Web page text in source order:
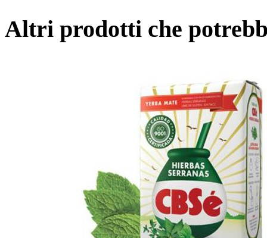
Altri prodotti che